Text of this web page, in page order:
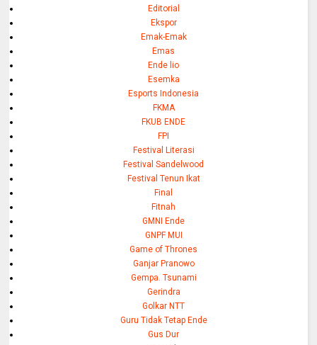
Editorial
Ekspor
Emak-Emak
Emas
Ende lio
Esemka
Esports Indonesia
FKMA
FKUB ENDE
FPI
Festival Literasi
Festival Sandelwood
Festival Tenun Ikat
Final
Fitnah
GMNI Ende
GNPF MUI
Game of Thrones
Ganjar Pranowo
Gempa. Tsunami
Gerindra
Golkar NTT
Guru Tidak Tetap Ende
Gus Dur